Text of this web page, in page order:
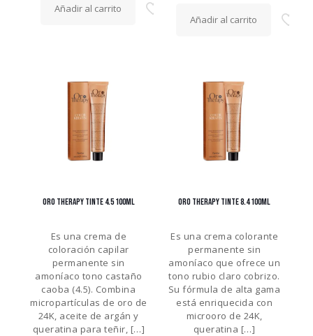
Añadir al carrito
Añadir al carrito
ORO THERAPY TINTE 4.5 100ML
Es una crema de
coloración capilar
permanente sin
amoníaco tono castaño
caoba (4.5). Combina
micropartículas de oro de
24K, aceite de argán y
queratina para teñir, […]
ORO THERAPY TINTE 8.4 100ML
Es una crema colorante
permanente sin
amoníaco que ofrece un
tono rubio claro cobrizo.
Su fórmula de alta gama
está enriquecida con
microoro de 24K,
queratina […]